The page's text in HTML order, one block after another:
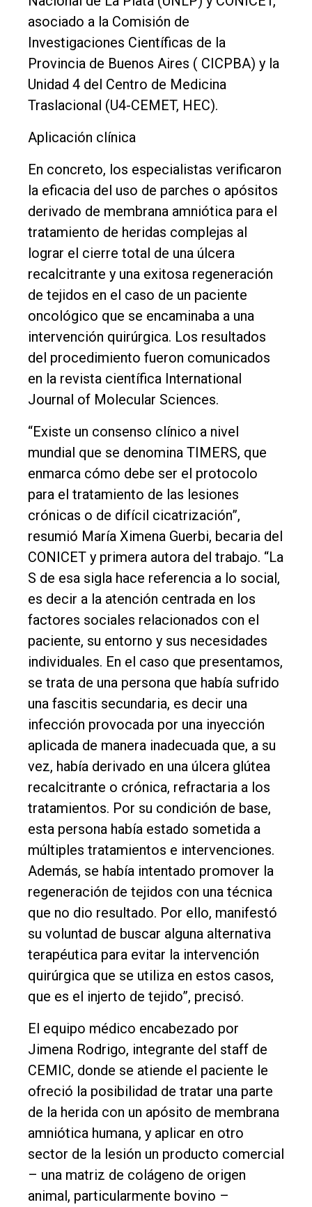
asociado a la Comisión de
Investigaciones Científicas de la
Provincia de Buenos Aires ( CICPBA) y la
Unidad 4 del Centro de Medicina
Traslacional (U4-CEMET, HEC).
Aplicación clínica
En concreto, los especialistas verificaron
la eficacia del uso de parches o apósitos
derivado de membrana amniótica para el
tratamiento de heridas complejas al
lograr el cierre total de una úlcera
recalcitrante y una exitosa regeneración
de tejidos en el caso de un paciente
oncológico que se encaminaba a una
intervención quirúrgica. Los resultados
del procedimiento fueron comunicados
en la revista científica International
Journal of Molecular Sciences.
“Existe un consenso clínico a nivel
mundial que se denomina TIMERS, que
enmarca cómo debe ser el protocolo
para el tratamiento de las lesiones
crónicas o de difícil cicatrización”,
resumió María Ximena Guerbi, becaria del
CONICET y primera autora del trabajo. “La
S de esa sigla hace referencia a lo social,
es decir a la atención centrada en los
factores sociales relacionados con el
paciente, su entorno y sus necesidades
individuales. En el caso que presentamos,
se trata de una persona que había sufrido
una fascitis secundaria, es decir una
infección provocada por una inyección
aplicada de manera inadecuada que, a su
vez, había derivado en una úlcera glútea
recalcitrante o crónica, refractaria a los
tratamientos. Por su condición de base,
esta persona había estado sometida a
múltiples tratamientos e intervenciones.
Además, se había intentado promover la
regeneración de tejidos con una técnica
que no dio resultado. Por ello, manifestó
su voluntad de buscar alguna alternativa
terapéutica para evitar la intervención
quirúrgica que se utiliza en estos casos,
que es el injerto de tejido”, precisó.
El equipo médico encabezado por
Jimena Rodrigo, integrante del staff de
CEMIC, donde se atiende el paciente le
ofreció la posibilidad de tratar una parte
de la herida con un apósito de membrana
amniótica humana, y aplicar en otro
sector de la lesión un producto comercial
– una matriz de colágeno de origen
animal, particularmente bovino –